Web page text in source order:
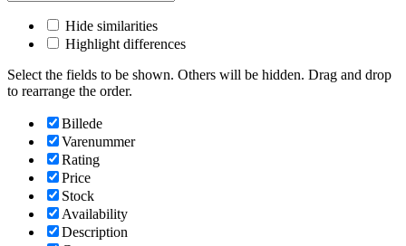
Hide similarities
Highlight differences
Select the fields to be shown. Others will be hidden. Drag and drop
to rearrange the order.
Billede
Varenummer
Rating
Price
Stock
Availability
Description